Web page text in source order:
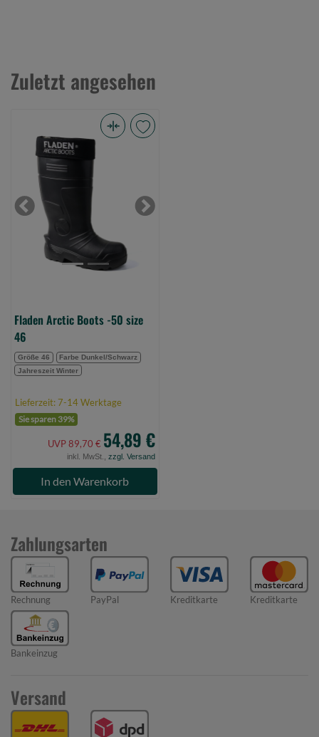
Zuletzt angesehen
Fladen
Arctic
Boots
-50
sizePrevious Next
Fladen Arctic Boots -50 size
46
Größe 46
Farbe Dunkel/Schwarz
Jahreszeit Winter
Lieferzeit: 7-14 Werktage
Sie sparen 39%
UVP 89,70 € 54,89 €
inkl. MwSt., zzgl. Versand
In den Warenkorb
Zahlungsarten
Rechnung PayPal Kreditkarte Kreditkarte
Bankeinzug
Versand